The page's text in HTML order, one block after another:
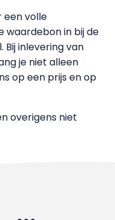
een volle
waardebon in bij de
Bij inlevering van
je niet alleen
op een prijs en op
overigens niet